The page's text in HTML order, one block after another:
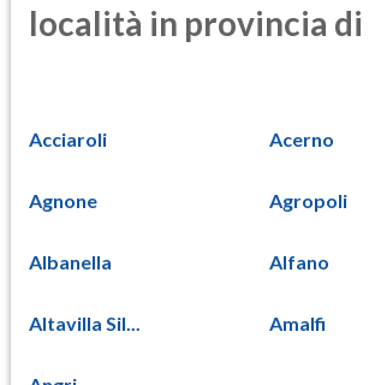
località in provincia di
Acciaroli Acerno
Agnone Agropoli
Albanella Alfano
Altavilla Sil... Amalfi